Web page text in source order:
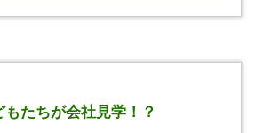
たちが会社見学！？